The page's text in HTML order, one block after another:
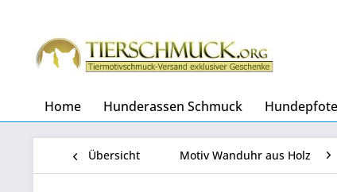
Home Hunderassen Schmuck
Übersicht Motiv Wanduhr aus Holz